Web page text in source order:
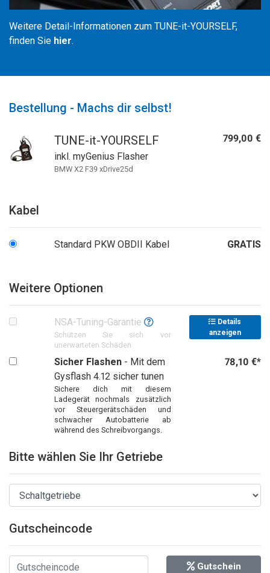
Weitere Detail-Informationen zum TUNE-it-YOURSELF,
finden Sie hier.
Bestellung - Machs dir selbst!
TUNE-it-YOURSELF
inkl. myGenius Flasher
BMW X2 F39 xDrive25d
799,00 €
Kabel
Standard PKW OBDII Kabel GRATIS
Weitere Optionen
NSA-Tuning-Garantie
Schützen Sie sich vor
unerwarteten Schäden
Details
anzeigen
Sicher Flashen- Mit dem
Gysflash 4.12 sicher tunen
Sichere dich mit diesem
Ladegerät nochmals zusätzlich
vor Steuergerätschäden und
schwacher Autobatterie ab
während des Schreibvorgangs.
78,10 €*
Bitte wählen Sie Ihr Getriebe
Gutscheincode
Gutschein